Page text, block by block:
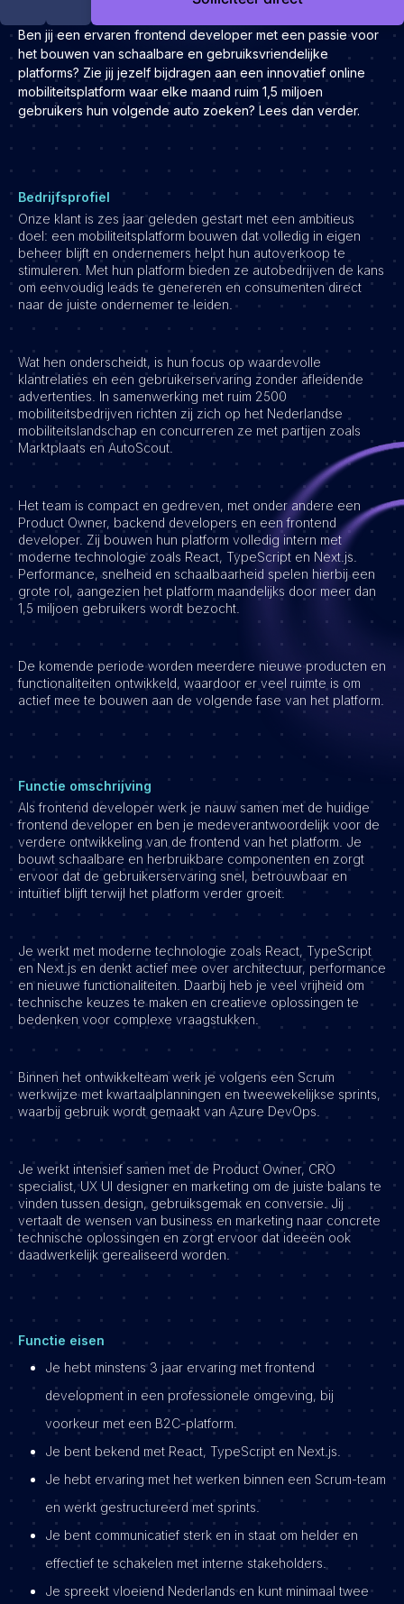
Engineering & leadership
Executive search
Marketing
Product
Sales
Specialistische techrollen
Support
Operations & HR
Inzichten
Over ons
Werken bij Haystack People
Jobmarketing
Contact
Vacatures
Ben jij een ervaren frontend developer met een passie voor
het bouwen van schaalbare en gebruiksvriendelijke
platforms? Zie jij jezelf bijdragen aan een innovatief online
mobiliteitsplatform waar elke maand ruim 1,5 miljoen
gebruikers hun volgende auto zoeken? Lees dan verder.
Bedrijfsprofiel
Onze klant is zes jaar geleden gestart met een ambitieus
doel: een mobiliteitsplatform bouwen dat volledig in eigen
beheer blijft en ondernemers helpt hun autoverkoop te
stimuleren. Met hun platform bieden ze autobedrijven de kans
om eenvoudig leads te genereren en consumenten direct
naar de juiste ondernemer te leiden.
Wat hen onderscheidt, is hun focus op waardevolle
klantrelaties en een gebruikerservaring zonder afleidende
advertenties. In samenwerking met ruim 2500
mobiliteitsbedrijven richten zij zich op het Nederlandse
mobiliteitslandschap en concurreren ze met partijen zoals
Marktplaats en AutoScout.
Het team is compact en gedreven, met onder andere een
Product Owner, backend developers en een frontend
developer. Zij bouwen hun platform volledig intern met
moderne technologie zoals React, TypeScript en Next.js.
Performance, snelheid en schaalbaarheid spelen hierbij een
grote rol, aangezien het platform maandelijks door meer dan
1,5 miljoen gebruikers wordt bezocht.
De komende periode worden meerdere nieuwe producten en
functionaliteiten ontwikkeld, waardoor er veel ruimte is om
actief mee te bouwen aan de volgende fase van het platform.
Functie omschrijving
Als frontend developer werk je nauw samen met de huidige
frontend developer en ben je medeverantwoordelijk voor de
verdere ontwikkeling van de frontend van het platform. Je
bouwt schaalbare en herbruikbare componenten en zorgt
ervoor dat de gebruikerservaring snel, betrouwbaar en
intuïtief blijft terwijl het platform verder groeit.
Je werkt met moderne technologie zoals React, TypeScript
en Next.js en denkt actief mee over architectuur, performance
en nieuwe functionaliteiten. Daarbij heb je veel vrijheid om
technische keuzes te maken en creatieve oplossingen te
bedenken voor complexe vraagstukken.
Binnen het ontwikkelteam werk je volgens een Scrum
werkwijze met kwartaalplanningen en tweewekelijkse sprints,
waarbij gebruik wordt gemaakt van Azure DevOps.
Je werkt intensief samen met de Product Owner, CRO
specialist, UX UI designer en marketing om de juiste balans te
vinden tussen design, gebruiksgemak en conversie. Jij
vertaalt de wensen van business en marketing naar concrete
technische oplossingen en zorgt ervoor dat ideeën ook
daadwerkelijk gerealiseerd worden.
Functie eisen
Je hebt minstens 3 jaar ervaring met frontend
development in een professionele omgeving, bij
voorkeur met een B2C-platform.
Je bent bekend met React, TypeScript en Next.js.
Je hebt ervaring met het werken binnen een Scrum-team
en werkt gestructureerd met sprints.
Je bent communicatief sterk en in staat om helder en
effectief te schakelen met interne stakeholders.
Je spreekt vloeiend Nederlands en kunt minimaal twee